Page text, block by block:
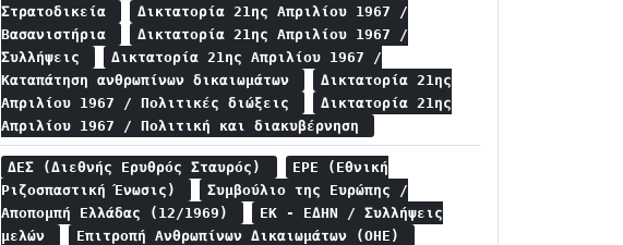
Στρατοδικεία
Δικτατορία 21ης Απριλίου 1967 /
Βασανιστήρια
Δικτατορία 21ης Απριλίου 1967 /
Συλλήψεις
Δικτατορία 21ης Απριλίου 1967 /
Καταπάτηση ανθρωπίνων δικαιωμάτων
Δικτατορία 21ης
Απριλίου 1967 / Πολιτικές διώξεις
Δικτατορία 21ης
Απριλίου 1967 / Πολιτική και διακυβέρνηση
ΔΕΣ (Διεθνής Ερυθρός Σταυρός)
ΕΡΕ (Εθνική
Ριζοσπαστική Ένωσις)
Συμβούλιο της Ευρώπης /
Αποπομπή Ελλάδας (12/1969)
ΕΚ - ΕΔΗΝ / Συλλήψεις
μελών
Επιτροπή Ανθρωπίνων Δικαιωμάτων (ΟΗΕ)